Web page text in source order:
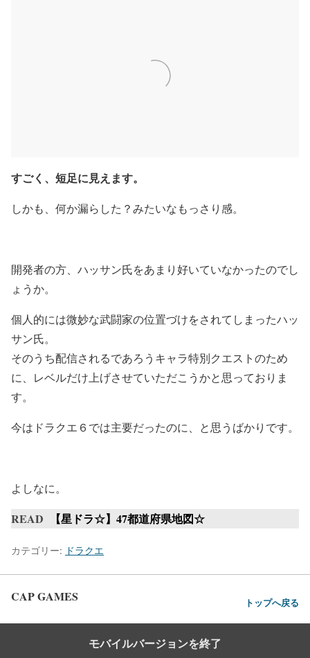
すごく、短足に見えます。
しかも、何か漏らした？みたいなもっさり感。
開発者の方、ハッサン氏をあまり好いていなかったのでし
ょうか。
個人的には微妙な武闘家の位置づけをされてしまったハッ
サン氏。
そのうち配信されるであろうキャラ特別クエストのため
に、レベルだけ上げさせていただこうかと思っておりま
す。
今はドラクエ６では主要だったのに、と思うばかりです。
よしなに。
READ 【星ドラ☆】47都道府県地図☆
カテゴリー: ドラクエ
CAP GAMES トップへ戻る
モバイルバージョンを終了